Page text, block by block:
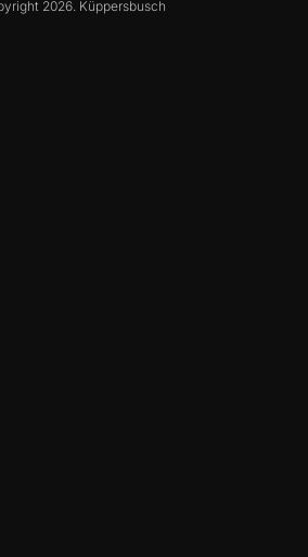
2026. Küppersbusch